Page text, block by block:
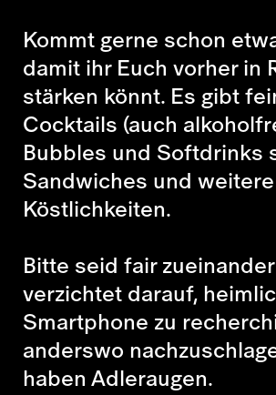
Kommt gerne schon
damit ihr Euch vorher in
stärken könnt. Es gibt
Cocktails (auch
Bubbles und Softdrinks
Sandwiches und weitere
Köstlichkeiten.
Bitte seid fair
verzichtet darauf,
Smartphone zu
anderswo
haben Adleraugen.